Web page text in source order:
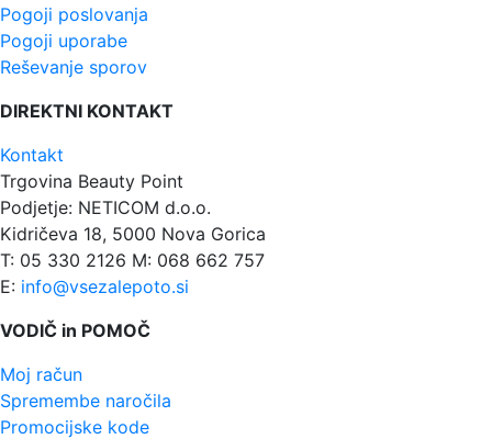
Pogoji poslovanja
Pogoji uporabe
Reševanje sporov
DIREKTNI KONTAKT
Kontakt
Trgovina Beauty Point
Podjetje: NETICOM d.o.o.
Kidričeva 18, 5000 Nova Gorica
T: 05 330 2126 M: 068 662 757
E: info@vsezalepoto.si
VODIČ in POMOČ
Moj račun
Spremembe naročila
Promocijske kode